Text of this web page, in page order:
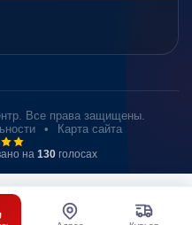
Все права защищены.
• Карта сайта
на 130 голосах